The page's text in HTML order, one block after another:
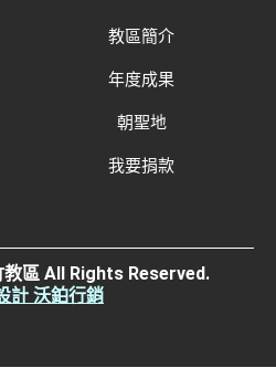
教區簡介
年度成果
朝聖地
我要捐款
教區 All Rights Reserved.
計 沃鉑行銷